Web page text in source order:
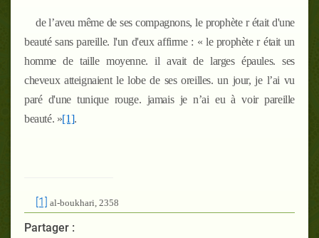
de l’aveu même de ses compagnons, le prophète rétait d'une
beauté sans pareille. l'un d'eux affirme : « le prophèterétait un
homme de taille moyenne. il avait de larges épaules. ses
cheveux atteignaient le lobe de ses oreilles. un jour, je l’ai vu
paré d'une tunique rouge. jamais je n’ai eu à voir pareille
beauté. »[1].
[1] al-boukhari, 2358
Partager :